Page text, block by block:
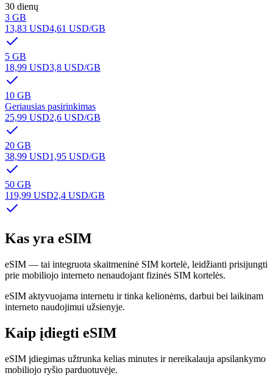
30 dienų
3 GB
13,83 USD4,61 USD/GB
5 GB
18,99 USD3,8 USD/GB
10 GB
Geriausias pasirinkimas
25,99 USD2,6 USD/GB
20 GB
38,99 USD1,95 USD/GB
50 GB
119,99 USD2,4 USD/GB
Kas yra eSIM
eSIM — tai integruota skaitmeninė SIM kortelė, leidžianti prisijungti
prie mobiliojo interneto nenaudojant fizinės SIM kortelės.
eSIM aktyvuojama internetu ir tinka kelionėms, darbui bei laikinam
interneto naudojimui užsienyje.
Kaip įdiegti eSIM
eSIM įdiegimas užtrunka kelias minutes ir nereikalauja apsilankymo
mobiliojo ryšio parduotuvėje.